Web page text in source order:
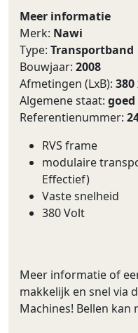
Meer informatie
Merk: Nawi
Type: Transportband
Bouwjaar: 2008
Afmetingen (LxB): 380
Algemene staat: goed
Referentienummer:
RVS frame
modulaire
Effectief)
Vaste snelheid
380 Volt
Meer informatie of
makkelijk en snel via
Machines! Bellen kan